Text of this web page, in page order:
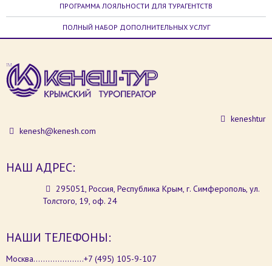
ПРОГРАММА ЛОЯЛЬНОСТИ ДЛЯ ТУРАГЕНТСТВ
ПОЛНЫЙ НАБОР ДОПОЛНИТЕЛЬНЫХ УСЛУГ
keneshtur
kenesh@kenesh.com
НАШ АДРЕС:
295051, Россия, Республика Крым, г. Симферополь, ул.
Толстого, 19, оф. 24
НАШИ ТЕЛЕФОНЫ:
Москва.....................+7 (495) 105-9-107